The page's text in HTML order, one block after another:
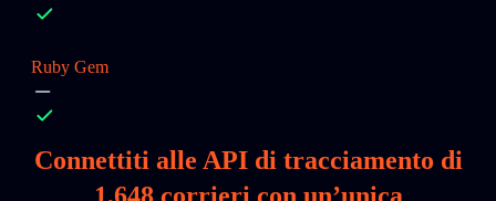
Ruby Gem
Connettiti alle API di tracciamento di